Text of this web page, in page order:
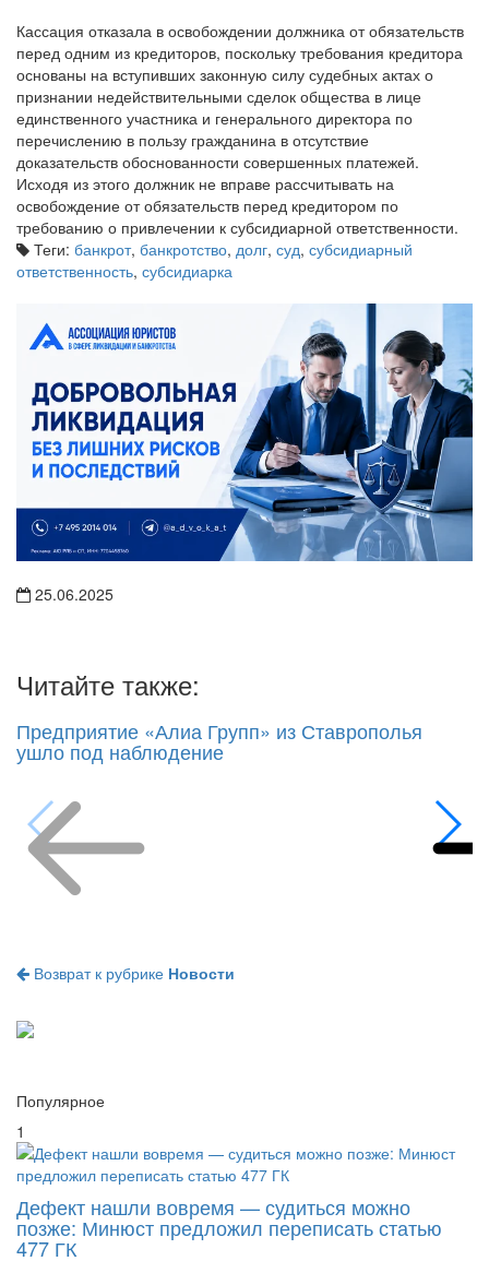
Кассация отказала в освобождении должника от обязательств
перед одним из кредиторов, поскольку требования кредитора
основаны на вступивших законную силу судебных актах о
признании недействительными сделок общества в лице
единственного участника и генерального директора по
перечислению в пользу гражданина в отсутствие
доказательств обоснованности совершенных платежей.
Исходя из этого должник не вправе рассчитывать на
освобождение от обязательств перед кредитором по
требованию о привлечении к субсидиарной ответственности.
Теги: банкрот, банкротство, долг, суд, субсидиарный
ответственность, субсидиарка
25.06.2025
Читайте также:
Предприятие «Алиа Групп» из Ставрополья
ушло под наблюдение
Возврат к рубрике Новости
Популярное
1
Дефект нашли вовремя — судиться можно
позже: Минюст предложил переписать статью
477 ГК